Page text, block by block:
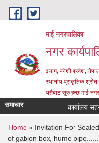
Skip to main content
माई नगरपालिका
नगर
इलाम, कोशी प्रदेश, नेपाल
स्थानीय प्राकृतिक
यसैबाट सुरु हुन्छ माई
समाचार कार्यालय
You are here
Home» Invitation For
of gabion box, hume